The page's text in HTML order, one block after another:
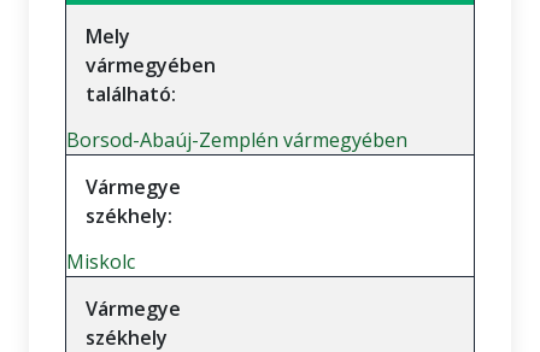
Mely
vármegyében
található:
Borsod-Abaúj-Zemplén vármegyében
Vármegye
székhely:
Miskolc
Vármegye
székhely